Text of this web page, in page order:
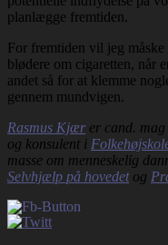
planlægge fremtiden.
For fremtiden vil jeg
blødere om cigaretten, når
andet så for at klemme
gennem mundvigen.
Rasmus Kjær er cand.
og konsulent i
masse om menneskelig
Selvhjælp på hovedetog